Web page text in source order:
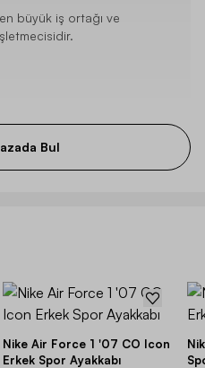
en büyük iş ortağı ve
Bul
Nike Air Force 1 '07 CO Icon
Erkek Spor Ayakkabı